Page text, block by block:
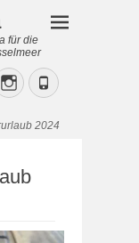
für die
Instagram
Phone
2024